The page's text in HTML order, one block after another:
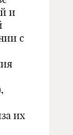
и
с
их